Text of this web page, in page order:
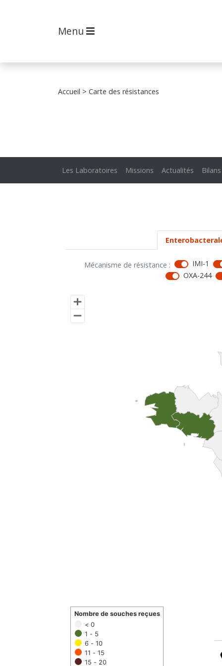
Menu
Accueil > Carte des résistances
Les Laboratoires Missions Actualités
Mécanisme de résistance : IMI-1
OXA-244
< 0
1 - 5
6 - 10
11 - 15
15 - 20
Nombre de souches reçues